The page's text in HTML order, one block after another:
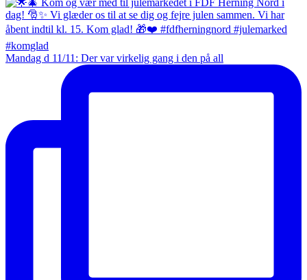
Mandag d 11/11: Der var virkelig gang i den på all